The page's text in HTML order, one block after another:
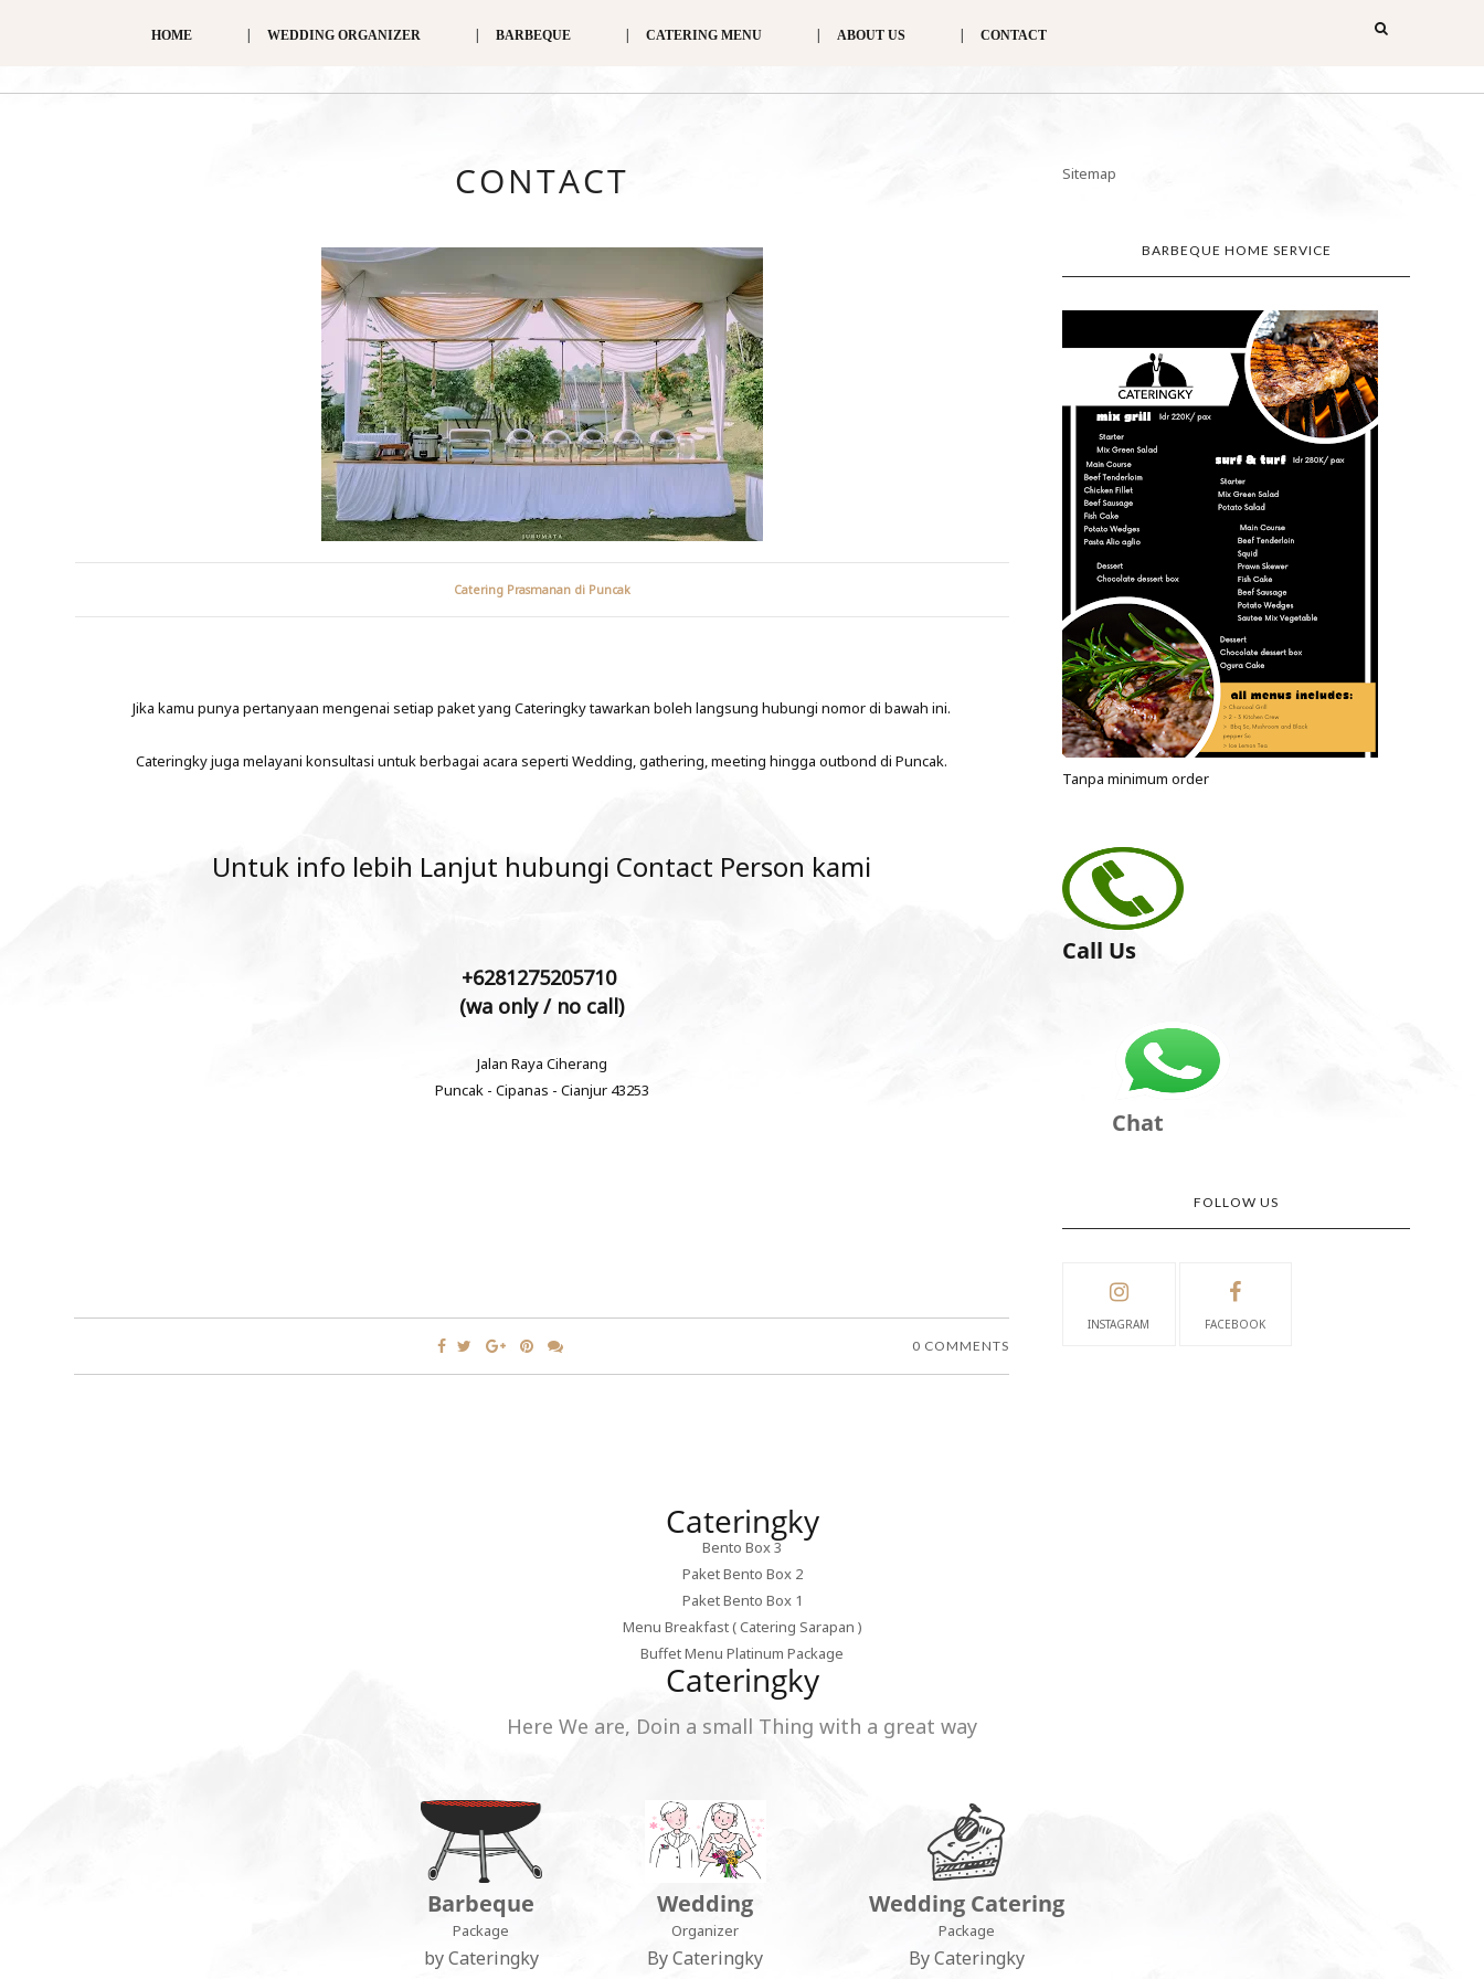
HOME WEDDING ORGANIZER BARBEQUE CATERING MENU ABOUT US CONTACT
CONTACT
Catering Prasmanan di Puncak
Jika kamu punya pertanyaan mengenai setiap paket yang Cateringky tawarkan boleh langsung hubungi nomor di bawah ini.
Cateringky juga melayani konsultasi untuk berbagai acara seperti Wedding, gathering, meeting hingga outbond di Puncak.
Untuk info lebih Lanjut hubungi Contact Person kami
+6281275205710
(wa only / no call)
Jalan Raya Ciherang
Puncak - Cipanas - Cianjur 43253
0 COMMENTS
Sitemap
BARBEQUE HOME SERVICE
Tanpa minimum order
Call Us
Chat
FOLLOW US
INSTAGRAM FACEBOOK
Cateringky
Bento Box 3
Paket Bento Box 2
Paket Bento Box 1
Menu Breakfast ( Catering Sarapan )
Buffet Menu Platinum Package
Cateringky
Here We are, Doin a small Thing with a great way
Barbeque
Package
by Cateringky
Wedding
Organizer
By Cateringky
Wedding Catering
Package
By Cateringky